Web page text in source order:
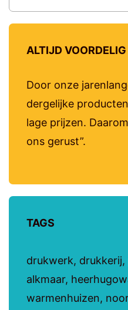
ALTIJD VOORDELIG
Door onze
dergelijke
lage prijzen.
ons gerust”.
TAGS
drukwerk,
alkmaar,
warmenhuizen,